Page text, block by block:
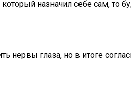
назначил себе сам, то
нервы глаза, но в итоге